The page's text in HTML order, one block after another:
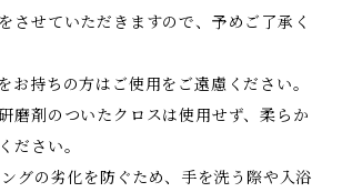
させていただきますので、予めご了承く
お持ちの方はご使用をご遠慮ください。
磨剤のついたクロスは使用せず、柔らか
ださい。
グの劣化を防ぐため、手を洗う際や入浴